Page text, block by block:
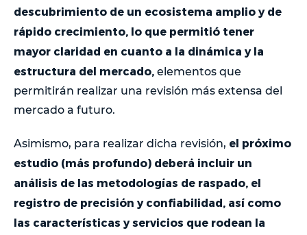
descubrimiento de un ecosistema amplio y de
rápido crecimiento, lo que permitió tener
mayor claridad en cuanto a la dinámica y la
estructura del mercado, elementos que
permitirán realizar una revisión más extensa del
mercado a futuro.
Asimismo, para realizar dicha revisión, el próximo
estudio (más profundo) deberá incluir un
análisis de las metodologías de raspado, el
registro de precisión y confiabilidad, así como
las características y servicios que rodean la